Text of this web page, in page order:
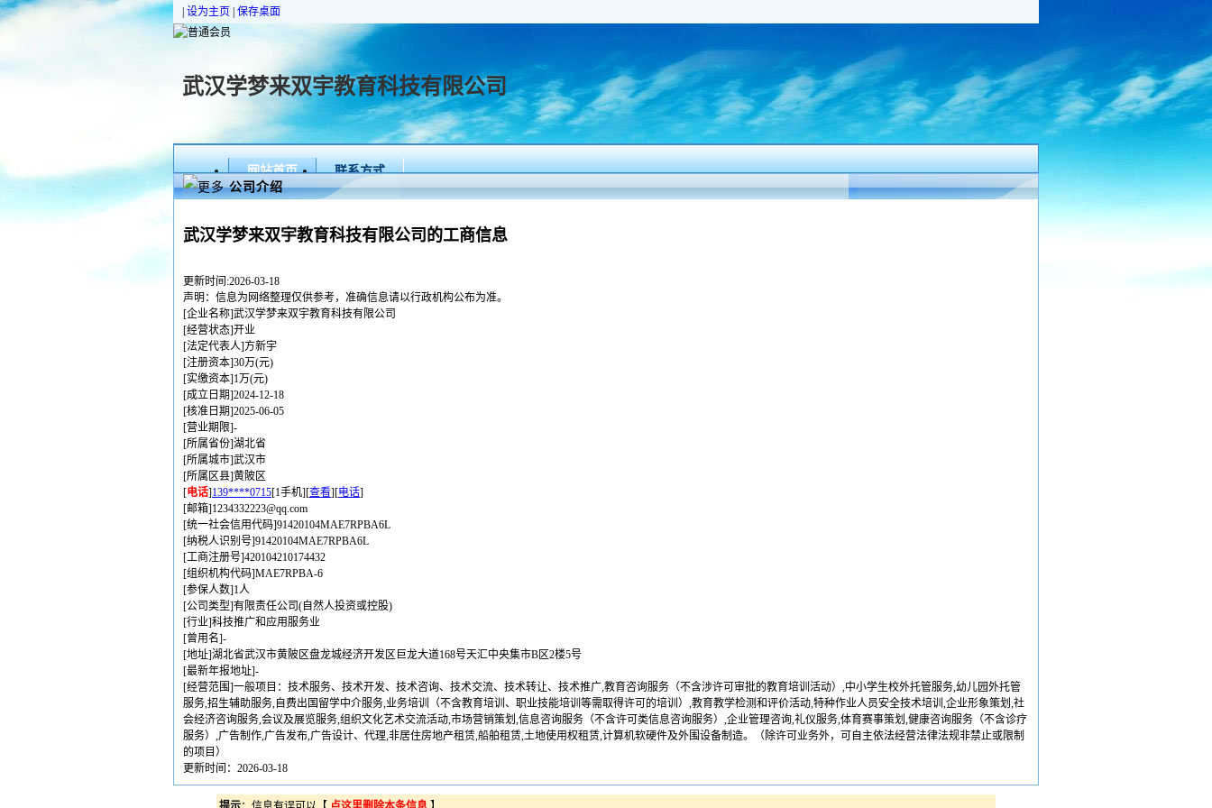
设为主页 保存桌面
武汉学梦来双宇教育科技有限公司
网站首页 联系方式
当
首
页
欢
迎
光
临
公司介绍
武汉学梦来双宇教育科技有限公司的工商信息
更新时间:2026-03-18
声明：信息为网络整理仅供参考，准确信息请以行政机构公布为准。
[企业名称]武汉学梦来双宇教育科技有限公司
[经营状态]开业
[法定代表人]方新宇
[注册资本]30万(元)
[实缴资本]1万(元)
[成立日期]2024-12-18
[核准日期]2025-06-05
[营业期限]-
[所属省份]湖北省
[所属城市]武汉市
[所属区县]黄陂区
[电话]139****0715[1手机][查看][电话]
[邮箱]1234332223@qq.com
[统一社会信用代码]91420104MAE7RPBA6L
[纳税人识别号]91420104MAE7RPBA6L
[工商注册号]420104210174432
[组织机构代码]MAE7RPBA-6
[参保人数]1人
[公司类型]有限责任公司(自然人投资或控股)
[行业]科技推广和应用服务业
[曾用名]-
[地址]湖北省武汉市黄陂区盘龙城经济开发区巨龙大道168号天汇中央集市B区2楼5号
[最新年报地址]-
[经营范围]一般项目：技术服务、技术开发、技术咨询、技术交流、技术转让、技术推广,教育咨询服务（不含涉许可审批的教育培训活动）,中小学生校外托管服务,幼儿园外托管
服务,招生辅助服务,自费出国留学中介服务,业务培训（不含教育培训、职业技能培训等需取得许可的培训）,教育教学检测和评价活动,特种作业人员安全技术培训,企业形象策划,社
会经济咨询服务,会议及展览服务,组织文化艺术交流活动,市场营销策划,信息咨询服务（不含许可类信息咨询服务）,企业管理咨询,礼仪服务,体育赛事策划,健康咨询服务（不含诊疗
服务）,广告制作,广告发布,广告设计、代理,非居住房地产租赁,船舶租赁,土地使用权租赁,计算机软硬件及外围设备制造。（除许可业务外，可自主依法经营法律法规非禁止或限制
的项目）
更新时间：2026-03-18